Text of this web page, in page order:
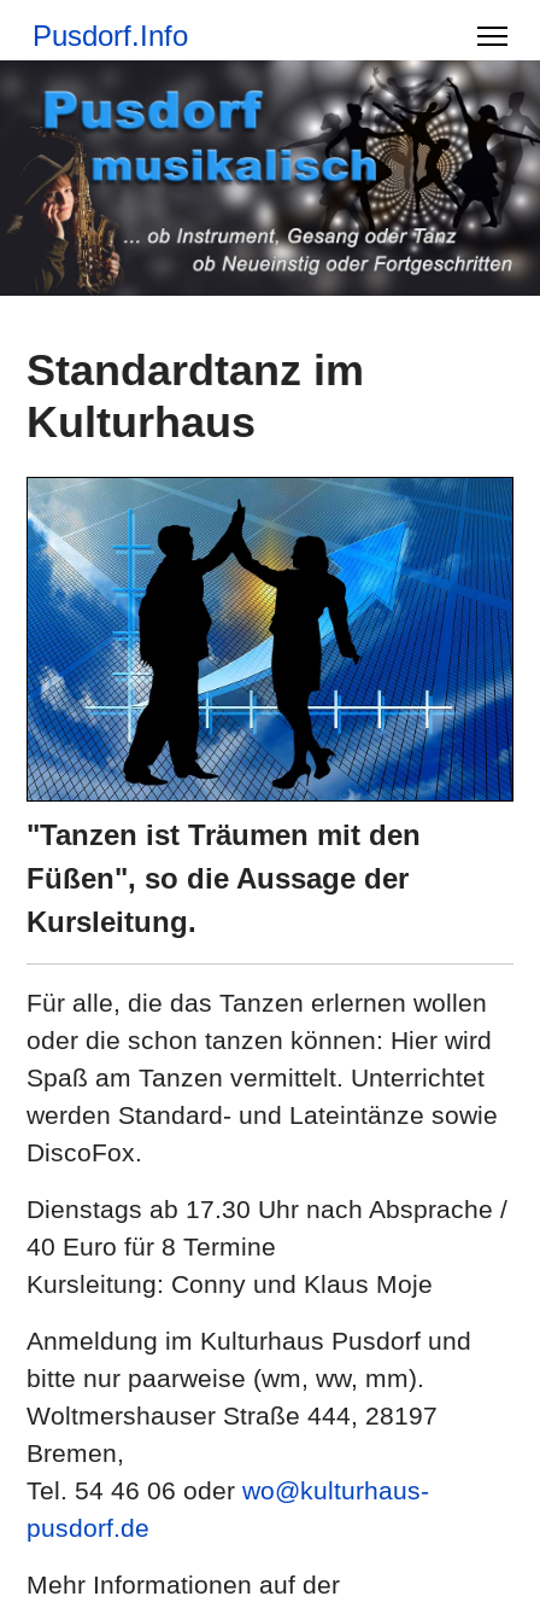
Pusdorf.Info
Standardtanz im
Kulturhaus
"Tanzen ist Träumen mit den
Füßen", so die Aussage der
Kursleitung.
Für alle, die das Tanzen erlernen wollen
oder die schon tanzen können: Hier wird
Spaß am Tanzen vermittelt. Unterrichtet
werden Standard- und Lateintänze sowie
DiscoFox.
Dienstags ab 17.30 Uhr nach Absprache /
40 Euro für 8 Termine
Kursleitung: Conny und Klaus Moje
Anmeldung im Kulturhaus Pusdorf und
bitte nur paarweise (wm, ww, mm).
Woltmershauser Straße 444, 28197
Bremen,
Tel. 54 46 06 oderwo@kulturhaus-
pusdorf.de
Mehr Informationen auf der